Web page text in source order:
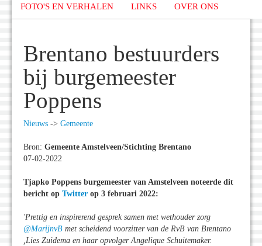
FOTO'S EN VERHALEN LINKS OVER ONS
Brentano bestuurders
bij burgemeester
Poppens
Nieuws -> Gemeente
Bron: Gemeente Amstelveen/Stichting Brentano
07-02-2022
Tjapko Poppens burgemeester van Amstelveen noteerde dit
bericht op Twitter op 3 februari 2022:
'Prettig en inspirerend gesprek samen met wethouder zorg
@MarijnvB met scheidend voorzitter van de RvB van Brentano
,Lies Zuidema en haar opvolger Angelique Schuitemaker.